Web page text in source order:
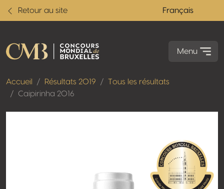
Retour au site Français
Menu
Accueil Résultats 2019
Tous les résultats
Caipirinha 2016